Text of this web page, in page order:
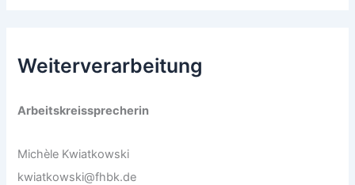
Weiterverarbeitung
Arbeitskreissprecherin
Michèle Kwiatkowski
kwiatkowski@fhbk.de